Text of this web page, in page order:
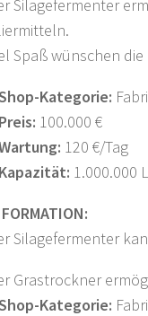
Silagefermenter
Spaß wünschen
Kategorie:
100.000 €
120 €/Tag
1.000.000 L
Silagefermenter
Grastrockner
Kategorie: